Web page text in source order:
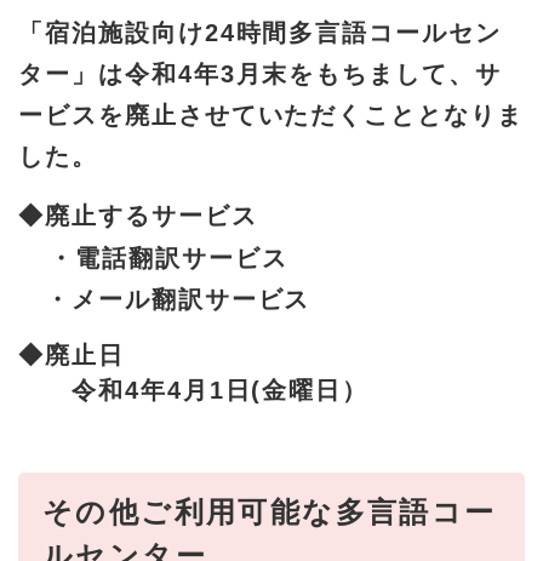
「宿泊施設向け24時間多言語コールセン
ター」は令和4年3月末をもちまして、サ
ービスを廃止させていただくこととなりま
した。
◆廃止するサービス
・電話翻訳サービス
・メール翻訳サービス
◆廃止日
令和4年4月1日(金曜日）
その他ご利用可能な多言語コー